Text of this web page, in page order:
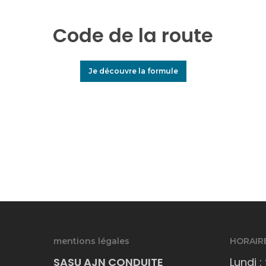
Code de la route
Je découvre la formule
mentions légales
SASU AJN CONDUITE Lundi